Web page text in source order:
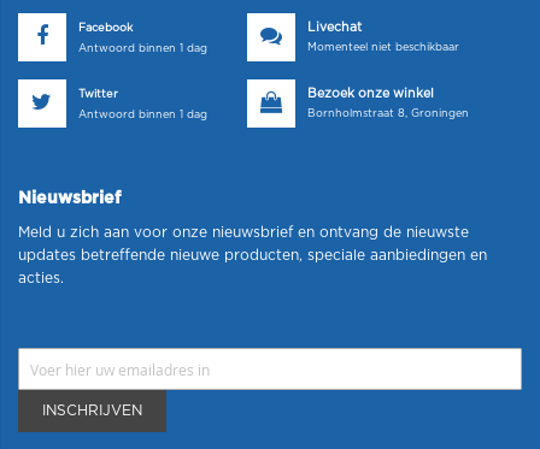
Facebook
Antwoord binnen 1 dag
Livechat
Momenteel niet beschikbaar
Twitter
Antwoord binnen 1 dag
Bezoek onze winkel
Bornholmstraat 8, Groningen
Nieuwsbrief
Meld u zich aan voor onze nieuwsbrief en ontvang de nieuwste
updates betreffende nieuwe producten, speciale aanbiedingen en
acties.
INSCHRIJVEN